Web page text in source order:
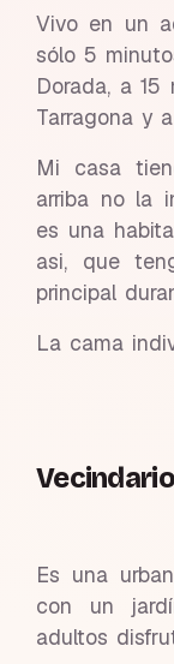
Vivo en un
sólo 5
Dorada, a
Tarragona y
Mi casa
arriba no la
es una
asi, que
principal
La cama
Vecindario
Es una
con un
adultos